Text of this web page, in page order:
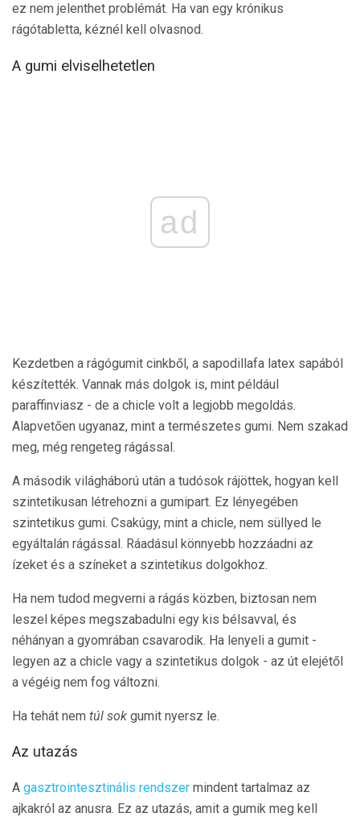
ez nem jelenthet problémát. Ha van egy krónikus
rágótabletta, kéznél kell olvasnod.
A gumi elviselhetetlen
ad
Kezdetben a rágógumit cinkből, a sapodillafa latex sapából
készítették. Vannak más dolgok is, mint például
paraffinviasz - de a chicle volt a legjobb megoldás.
Alapvetően ugyanaz, mint a természetes gumi. Nem szakad
meg, még rengeteg rágással.
A második világháború után a tudósok rájöttek, hogyan kell
szintetikusan létrehozni a gumipart. Ez lényegében
szintetikus gumi. Csakúgy, mint a chicle, nem süllyed le
egyáltalán rágással. Ráadásul könnyebb hozzáadni az
ízeket és a színeket a szintetikus dolgokhoz.
Ha nem tudod megverni a rágás közben, biztosan nem
leszel képes megszabadulni egy kis bélsavval, és
néhányan a gyomrában csavarodik. Ha lenyeli a gumit -
legyen az a chicle vagy a szintetikus dolgok - az út elejétől
a végéig nem fog változni.
Ha tehát nem túl sok gumit nyersz le.
Az utazás
A gasztrointesztinális rendszer mindent tartalmaz az
ajkakról az anusra. Ez az utazás, amit a gumik meg kell